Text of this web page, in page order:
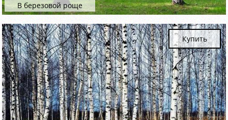
В березовой роще
Купить